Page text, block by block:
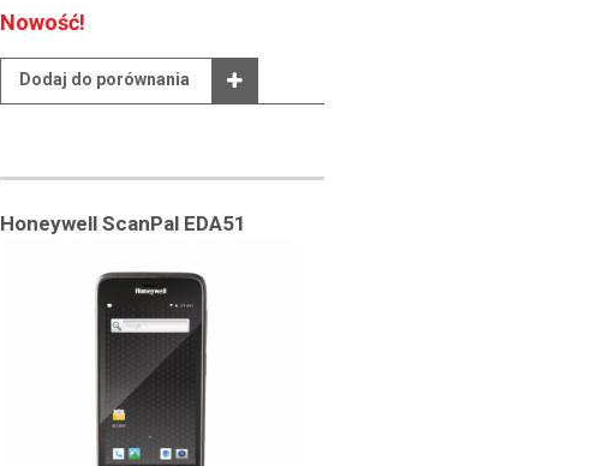
Nowość!
Dodaj do porównania
Honeywell ScanPal EDA51